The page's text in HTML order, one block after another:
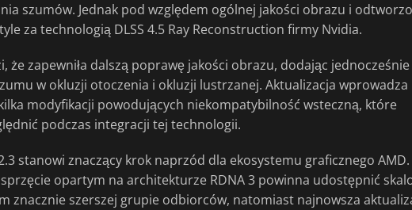
szumów. Jednak pod względem ogólnej jakości obrazu i
za technologią DLSS 4.5 Ray Reconstruction firmy Nvidia.
że zapewniła dalszą poprawę jakości obrazu, dodając jednocześnie
w okluzji otoczenia i okluzji lustrzanej. Aktualizacja
modyfikacji powodujących niekompatybilność wsteczną, które
podczas integracji tej technologii.
stanowi znaczący krok naprzód dla ekosystemu graficznego AMD.
sprzęcie opartym na architekturze RDNA 3 powinna udostępnić
znacznie szerszej grupie odbiorców, natomiast najnowsza